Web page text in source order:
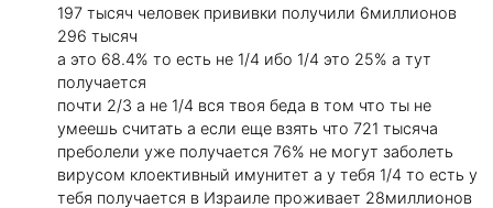
197 тысяч человек прививки получили 6миллионов
296 тысяч
а это 68.4% то есть не 1/4 ибо 1/4 это 25% а тут
получается
почти 2/3 а не 1/4 вся твоя беда в том что ты не
умеешь считать а если еще взять что 721 тысяча
преболели уже получается 76% не могут заболеть
вирусом клоективный имунитет а у тебя 1/4 то есть у
тебя получается в Израиле проживает 28миллионов